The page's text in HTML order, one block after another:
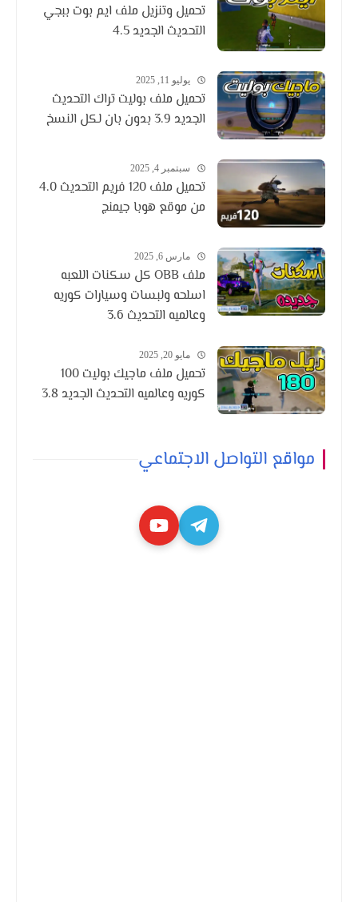
تحميل وتنزيل ملف ايم بوت ببجي
التحديث الجديد 4.5
يوليو 11, 2025
تحميل ملف بوليت تراك التحديث
الجديد 3.9 بدون بان لكل النسخ
سبتمبر 4, 2025
تحميل ملف 120 فريم التحديث 4.0
من موقع هوبا جيمنج
مارس 6, 2025
ملف OBB كل سكنات اللعبه
اسلحه ولبسات وسيارات كوريه
وعالميه التحديث 3.6
مايو 20, 2025
تحميل ملف ماجيك بوليت 100
كوريه وعالميه التحديث الجديد 3.8
مواقع التواصل الاجتماعي